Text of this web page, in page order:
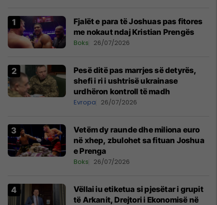
Fjalët e para të Joshuas pas fitores
me nokaut ndaj Kristian Prengës
Boks 26/07/2026
Pesë ditë pas marrjes së detyrës,
shefi i ri i ushtrisë ukrainase
urdhëron kontroll të madh
Evropa 26/07/2026
Vetëm dy raunde dhe miliona euro
në xhep, zbulohet sa fituan Joshua
e Prenga
Boks 26/07/2026
Vëllai iu etiketua si pjesëtar i grupit
të Arkanit, Drejtori i Ekonomisë në